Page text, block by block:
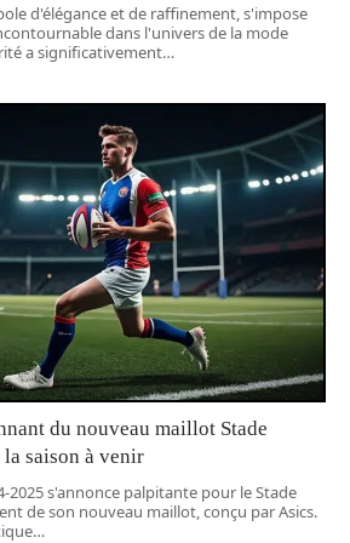
d'élégance et de raffinement, s'impose
dans l'univers de la mode
a significativement…
du nouveau maillot Stade
saison à venir
2025 s'annonce palpitante pour le Stade
de son nouveau maillot, conçu par Asics.
…